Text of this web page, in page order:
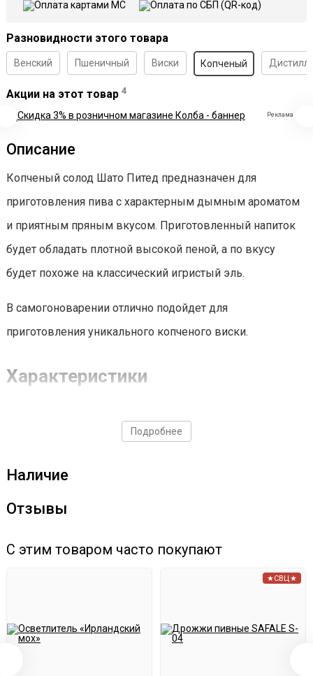
Разновидности этого товара
Венский Пшеничный Виски Копченый
Акции на этот товар 4
Реклама
Описание
Копченый солод Шато Питед предназначен для
приготовления пива с характерным дымным ароматом
и приятным пряным вкусом. Приготовленный напиток
будет обладать плотной высокой пеной, а по вкусу
будет похоже на классический игристый эль.
В самогоноварении отлично подойдет для
приготовления уникального копченого виски.
Характеристики
Кислотность — (pH): 5.6/6.0
Цветность (ЕВС) — 2,5-5
Экстрактивность — мин. 81.0%
Подробнее
Наличие
Отзывы
С этим товаром часто покупают
★СВЦ★